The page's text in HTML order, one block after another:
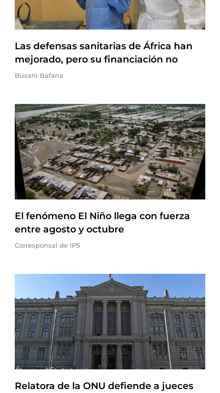
Las defensas sanitarias de África han
mejorado, pero su financiación no
Busani Bafana
El fenómeno El Niño llega con fuerza
entre agosto y octubre
Corresponsal de IPS
Relatora de la ONU defiende a jueces